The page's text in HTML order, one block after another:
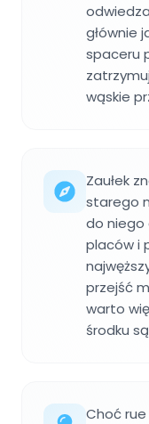
głównie
spaceru
wąskie
Zaułek
starego
do niego
placów i
przejść
warto
środku
Choć